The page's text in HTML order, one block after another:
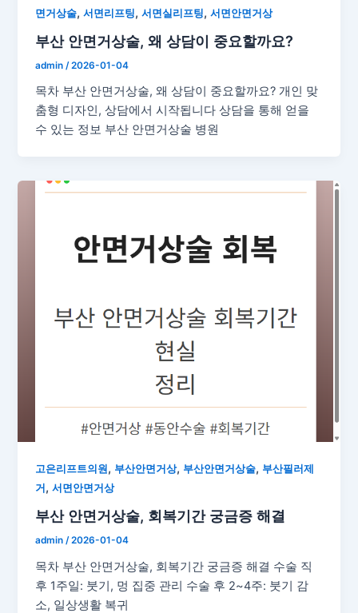
면거상술,서면리프팅,서면실리프팅,서면안면거상
부산 안면거상술, 왜 상담이 중요할까요?
admin /2026-01-04
목차 부산 안면거상술, 왜 상담이 중요할까요? 개인 맞
춤형 디자인, 상담에서 시작됩니다 상담을 통해 얻을
수 있는 정보 부산 안면거상술 병원
고은리프트의원, 부산안면거상, 부산안면거상술, 부산필러제
거 ,서면안면거상
부산 안면거상술, 회복기간 궁금증 해결
admin/2026-01-04
목차 부산 안면거상술, 회복기간 궁금증 해결 수술 직
후 1주일: 붓기, 멍 집중 관리 수술 후 2~4주: 붓기 감
소, 일상생활 복귀